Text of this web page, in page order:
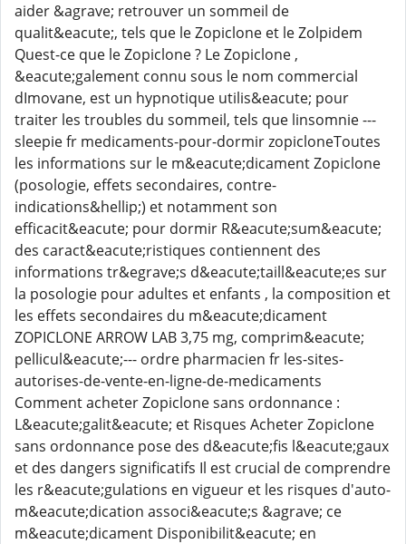
aider &agrave; retrouver un sommeil de
qualit&eacute;, tels que le Zopiclone et le Zolpidem
Quest-ce que le Zopiclone ? Le Zopiclone ,
&eacute;galement connu sous le nom commercial
dImovane, est un hypnotique utilis&eacute; pour
traiter les troubles du sommeil, tels que linsomnie ---
sleepie fr medicaments-pour-dormir zopicloneToutes
les informations sur le m&eacute;dicament Zopiclone
(posologie, effets secondaires, contre-
indications&hellip;) et notamment son
efficacit&eacute; pour dormir R&eacute;sum&eacute;
des caract&eacute;ristiques contiennent des
informations tr&egrave;s d&eacute;taill&eacute;es sur
la posologie pour adultes et enfants , la composition et
les effets secondaires du m&eacute;dicament
ZOPICLONE ARROW LAB 3,75 mg, comprim&eacute;
pellicul&eacute;--- ordre pharmacien fr les-sites-
autorises-de-vente-en-ligne-de-medicaments
Comment acheter Zopiclone sans ordonnance :
L&eacute;galit&eacute; et Risques Acheter Zopiclone
sans ordonnance pose des d&eacute;fis l&eacute;gaux
et des dangers significatifs Il est crucial de comprendre
les r&eacute;gulations en vigueur et les risques d'auto-
m&eacute;dication associ&eacute;s &agrave; ce
m&eacute;dicament Disponibilit&eacute; en